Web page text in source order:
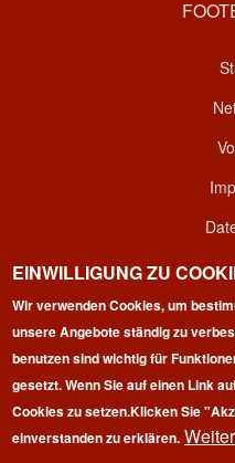
Copyright © 2026 | 100
EINWILLIGUNG ZU
Wir verwenden Cookies, um
unsere Angebote ständig zu
benutzen sind wichtig für
gesetzt. Wenn Sie auf einen Link
Cookies zu setzen.Klicken Sie
einverstanden zu erklären.